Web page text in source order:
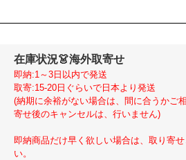
在庫状況👗海外取寄せ
即納:1～3日以内で発送
取寄:15-20日ぐらいで日本より発送
(納期に余裕がない場合は、間に合うかご
寄せ後のキャンセルは、行いません)
即納商品だけ早く欲しい場合は、取り寄
い。